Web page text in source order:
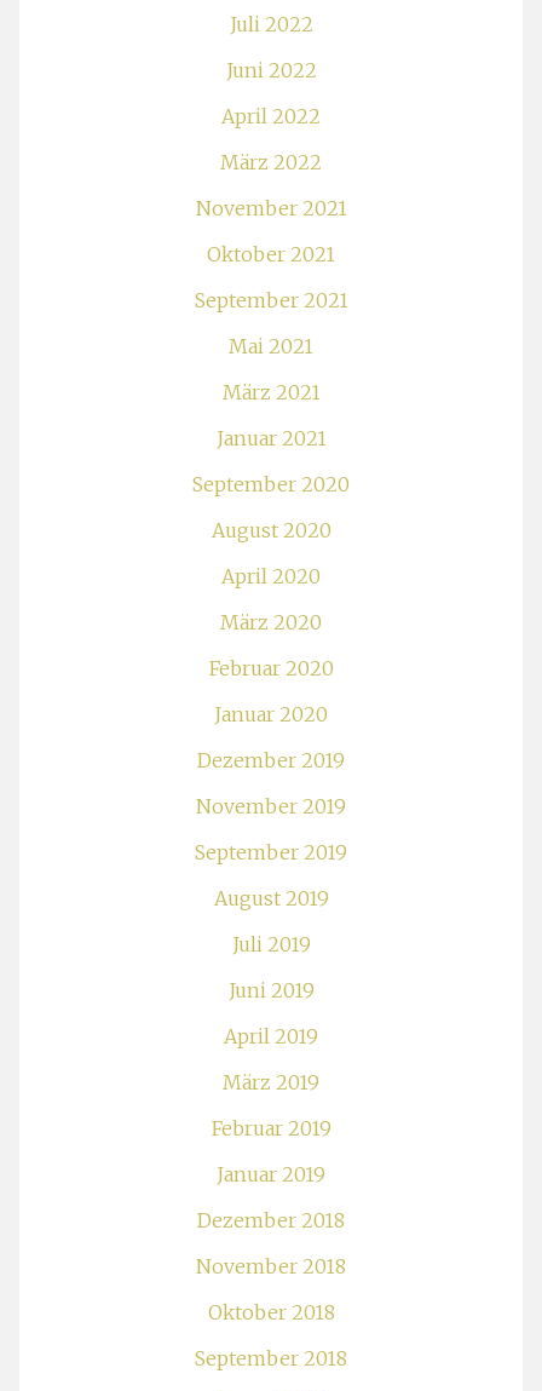
Juli 2022
Juni 2022
April 2022
März 2022
November 2021
Oktober 2021
September 2021
Mai 2021
März 2021
Januar 2021
September 2020
August 2020
April 2020
März 2020
Februar 2020
Januar 2020
Dezember 2019
November 2019
September 2019
August 2019
Juli 2019
Juni 2019
April 2019
März 2019
Februar 2019
Januar 2019
Dezember 2018
November 2018
Oktober 2018
September 2018